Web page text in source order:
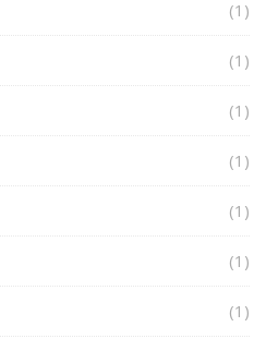
(1)
(1)
(1)
(1)
(1)
(1)
(1)